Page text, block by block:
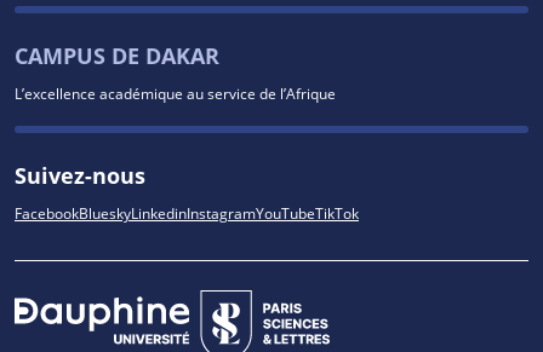
CAMPUS DE DAKAR
L’excellence académique au service de l’Afrique
Suivez-nous
FacebookBlueskyLinkedinInstagramYouTubeTikTok